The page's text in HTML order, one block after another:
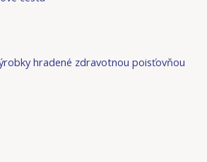
hradené zdravotnou poisťovňou